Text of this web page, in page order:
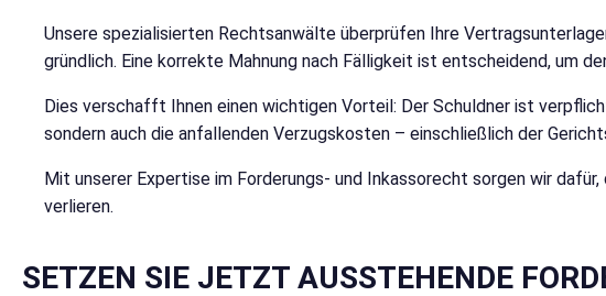
Unsere spezialisierten Rechtsanwälte überprüfen Ihre
gründlich. Eine korrekte Mahnung nach Fälligkeit ist entscheidend, um
Dies verschafft Ihnen einen wichtigen Vorteil: Der Schuldner ist
sondern auch die anfallenden Verzugskosten – einschließlich der
Mit unserer Expertise im Forderungs- und Inkassorecht sorgen wir
verlieren.
SETZEN SIE JETZT AUSSTEHENDE